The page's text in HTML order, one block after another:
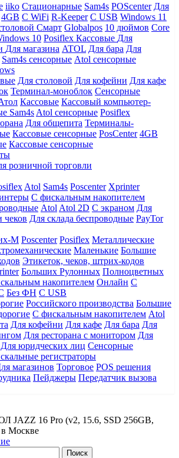
iiko Стационарные Sam4s POScenter Для
4GB С WiFi R-Keeper С USB Windows 11
Смарт Globalpos 10 дюймов Core
10 Posiflex Кассовые Для
Для магазина ATOL Для бара Для
Sam4s сенсорные Atol сенсорные
Для столовой Для кофейни Для кафе
Терминал-моноблок Сенсорные
Кассовые Кассовый компьютер-
Sam4s Atol сенсорные Posiflex
Для общепита Терминалы-
Кассовые сенсорные PosCenter 4GB
Кассовые сенсорные
розничной торговли
Atol Sam4s Poscenter Xprinter
С фискальным накопителем
Atol Atol 2D С экраном Для
чеков Для склада беспроводные PayTor
М Poscenter Posiflex Металлические
Маленькие Большие
Этикеток, чеков, штрих-кодов
Больших Рулонных Полноцветных
накопителем Онлайн С
Без ФН С USB
Российского производства Большие
С фискальным накопителем Atol
Для кофейни Для кафе Для бара Для
Для ресторана с монитором Для
Для юридческих лиц Сенсорные
регистраторы
магазинов Торговое POS решения
Пейджеры Передатчик вызова
JAZZ 16 Pro (v2, 15.6, SSD 256GB,
Москве